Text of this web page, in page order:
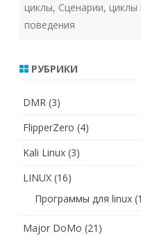
циклы, Сценарии,
поведения
РУБРИКИ
DMR (3)
FlipperZero (4)
Kali Linux (3)
LINUX (16)
Программы для linux
Major DoMo (21)